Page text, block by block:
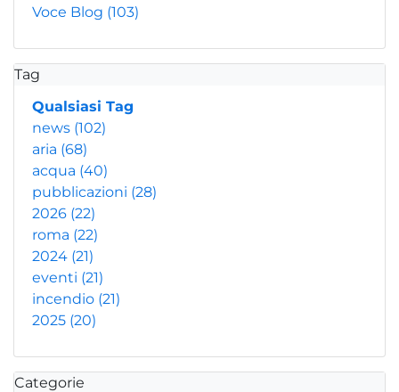
Voce Blog (103)
Tag
Qualsiasi Tag
news (102)
aria (68)
acqua (40)
pubblicazioni (28)
2026 (22)
roma (22)
2024 (21)
eventi (21)
incendio (21)
2025 (20)
Categorie